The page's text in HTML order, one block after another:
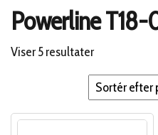
Powerline T18-
Viser 5 resultaterSorteret
efter
popularitet